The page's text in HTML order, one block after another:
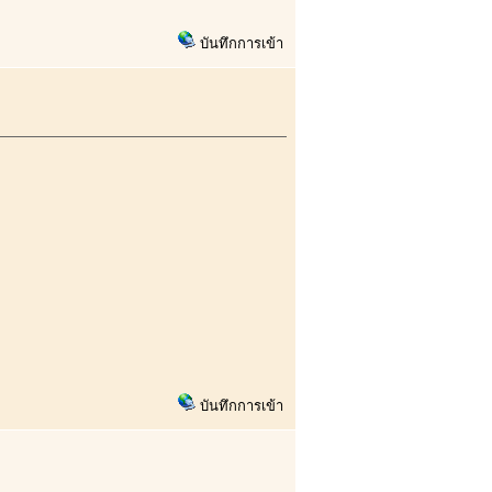
บันทึกการเข้า
บันทึกการเข้า